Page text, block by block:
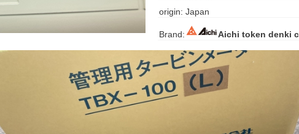
origin: Japan
Brand: Aichi token denki